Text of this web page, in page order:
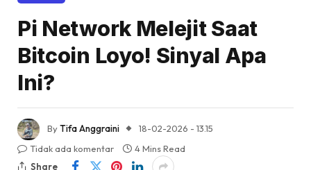
Pi Network Melejit Saat
Bitcoin Loyo! Sinyal Apa
Ini?
ByTifa Anggraini
18-02-2026 - 13.15
Tidak ada komentar
4 Mins Read
Share